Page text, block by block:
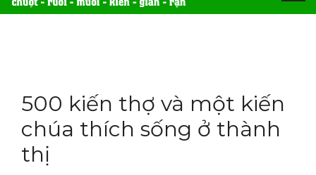
Thuốc diệt kiến Sài Gòn
Thuốc diệt gián Sài Gòn
Thuốc diệt muỗi Sài Gòn
Dịch vụ tiêu diệt mối tận gốc
Dịch vụ phun thuốc phòng trừ muỗi
Dịch vụ kiểm soát chuột gây hại
THỦ THUẬT
Tin tức động vật
Tin tức tổng hợp
LIÊN HỆ
Hotline 0986 018 930 (Anh Sơn)
500 kiến thợ và một kiến
chúa thích sống ở thành
thị